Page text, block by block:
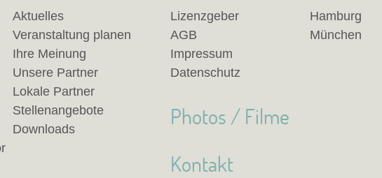
Hamburg
München
Aktuelles
Veranstaltung planen
Ihre Meinung
Unsere Partner
Lokale Partner
Stellenangebote
Downloads
Lizenzgeber
AGB
Impressum
Datenschutz
Photos / Filme
Kontakt